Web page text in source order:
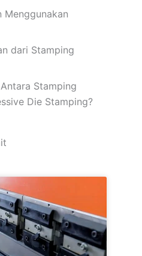
Menggunakan
dari Stamping
Stamping
Die Stamping?